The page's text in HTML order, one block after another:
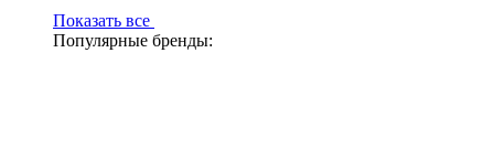
Показать все
Популярные бренды: